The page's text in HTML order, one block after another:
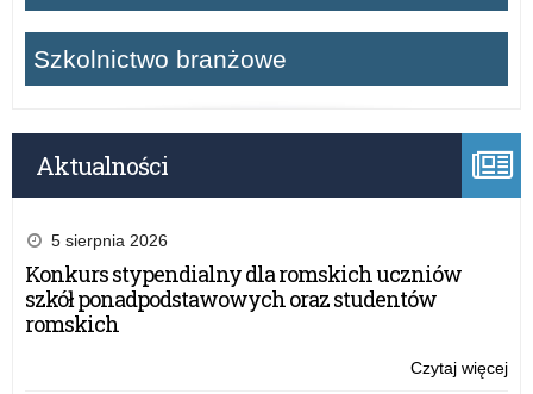
Szkolnictwo branżowe
Aktualności
5 sierpnia 2026
Konkurs stypendialny dla romskich uczniów
szkół ponadpodstawowych oraz studentów
romskich
Czytaj więcej